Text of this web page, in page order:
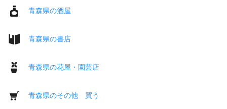
青森県の酒屋
青森県の書店
青森県の花屋・園芸店
青森県のその他 買う